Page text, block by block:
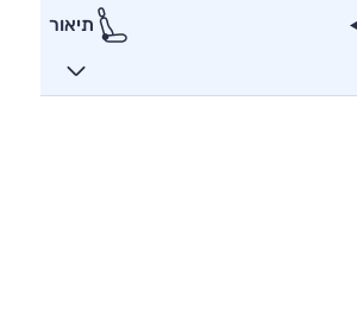
תיאור